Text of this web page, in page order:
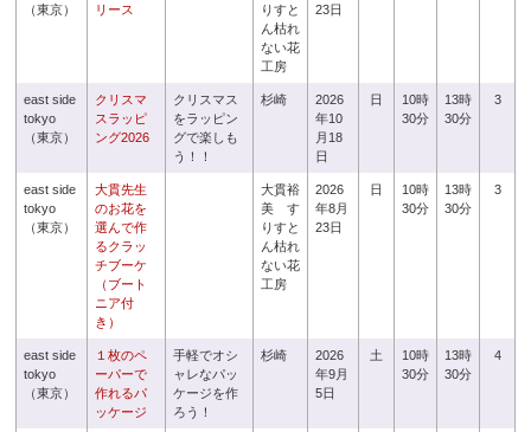
（東京）
リース
りすと
ん枯れ
ない花
工房
23日
east side
tokyo
（東京）
クリスマ
スラッピ
ング2026
クリスマス
をラッピン
グで楽しも
う！！
杉崎
2026
年10
月18
日
日
10時
30分
13時
30分
3
east side
tokyo
（東京）
大貫先生
のお花を
選んで作
るクラッ
チブーケ
（ブート
ニア付
き）
大貫裕
美 す
りすと
ん枯れ
ない花
工房
2026
年8月
23日
日
10時
30分
13時
30分
3
east side
tokyo
（東京）
１枚のペ
ーパーで
作れるパ
ッケージ
手軽でオシ
ャレなパッ
ケージを作
ろう！
杉崎
2026
年9月
5日
土
10時
30分
13時
30分
4